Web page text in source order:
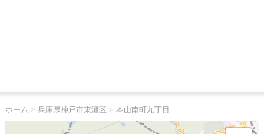
ホーム > 兵庫県神戸市東灘区 > 本山南町九丁目